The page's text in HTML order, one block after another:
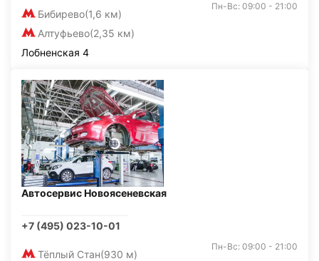
Бибирево(1,6 км)
Алтуфьево(2,35 км)
Пн-Вс: 09:00 - 21:00
Лобненская 4
Автосервис Новоясеневская
+7 (495) 023-10-01
Тёплый Стан(930 м)
Пн-Вс: 09:00 - 21:00